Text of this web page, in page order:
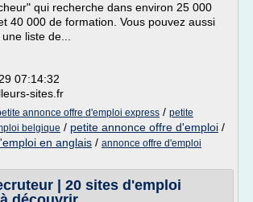
qui recherche dans environ 25 000
40 000 de formation. Vous pouvez aussi
liste de...
07:14:32
sites.fr
annonce offre d'emploi express / petite
belgique / petite annonce offre d'emploi /
en anglais / annonce offre d'emploi
| 20 sites d'emploi